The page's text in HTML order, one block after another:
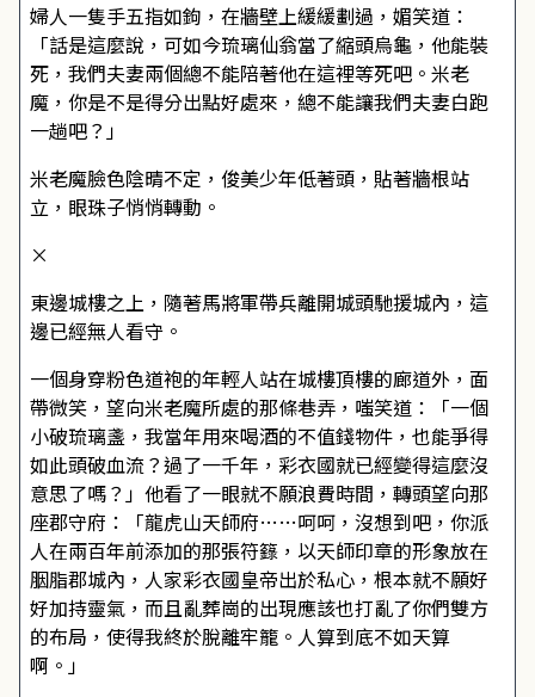
婦人一隻手五指如鉤，在牆壁上緩緩劃過，媚笑道：
「話是這麼說，可如今琉璃仙翁當了縮頭烏龜，他能裝
死，我們夫妻兩個總不能陪著他在這裡等死吧。米老
魔，你是不是得分出點好處來，總不能讓我們夫妻白跑
一趟吧？」
米老魔臉色陰晴不定，俊美少年低著頭，貼著牆根站
立，眼珠子悄悄轉動。
×
東邊城樓之上，隨著馬將軍帶兵離開城頭馳援城內，這
邊已經無人看守。
一個身穿粉色道袍的年輕人站在城樓頂樓的廊道外，面
帶微笑，望向米老魔所處的那條巷弄，嗤笑道：「一個
小破琉璃盞，我當年用來喝酒的不值錢物件，也能爭得
如此頭破血流？過了一千年，彩衣國就已經變得這麼沒
意思了嗎？」他看了一眼就不願浪費時間，轉頭望向那
座郡守府：「龍虎山天師府……呵呵，沒想到吧，你派
人在兩百年前添加的那張符籙，以天師印章的形象放在
胭脂郡城內，人家彩衣國皇帝出於私心，根本就不願好
好加持靈氣，而且亂葬崗的出現應該也打亂了你們雙方
的布局，使得我終於脫離牢籠。人算到底不如天算
啊。」